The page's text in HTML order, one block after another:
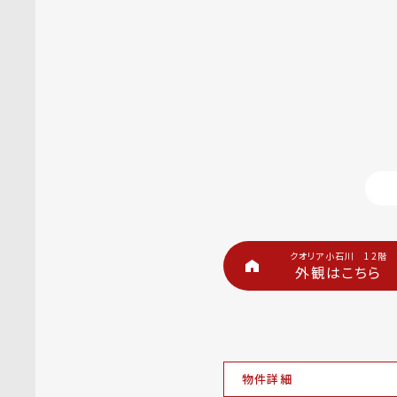
クオリア小石川 12階
外観はこちら
物件詳細